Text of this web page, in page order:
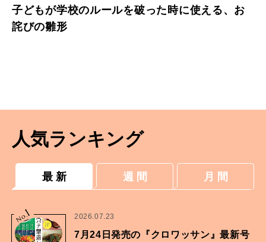
子どもが学校のルールを破った時に使える、お
詫びの雛形
人気ランキング
最 新 週 間 月 間
No.
1 2026.07.23
7月24日発売の『クロワッサン』最新号